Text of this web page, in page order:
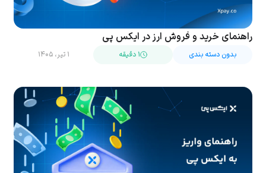
راهنمای خرید و فروش ارز در ایکس پی
بدون دسته بندی ۱ دقیقه ۱ تیر، ۱۴۰۵